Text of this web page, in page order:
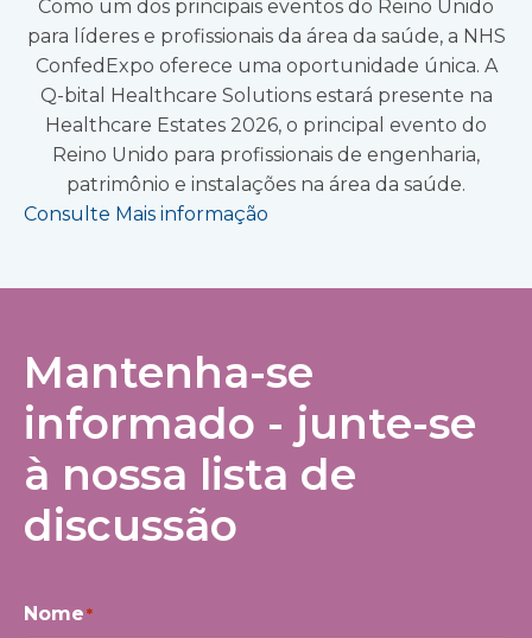
Como um dos principais eventos do Reino Unido
para líderes e profissionais da área da saúde, a NHS
ConfedExpo oferece uma oportunidade única. A
Q-bital Healthcare Solutions estará presente na
Healthcare Estates 2026, o principal evento do
Reino Unido para profissionais de engenharia,
patrimônio e instalações na área da saúde.
Consulte Mais informação
Mantenha-se
informado - junte-se
à nossa lista de
discussão
Nome*